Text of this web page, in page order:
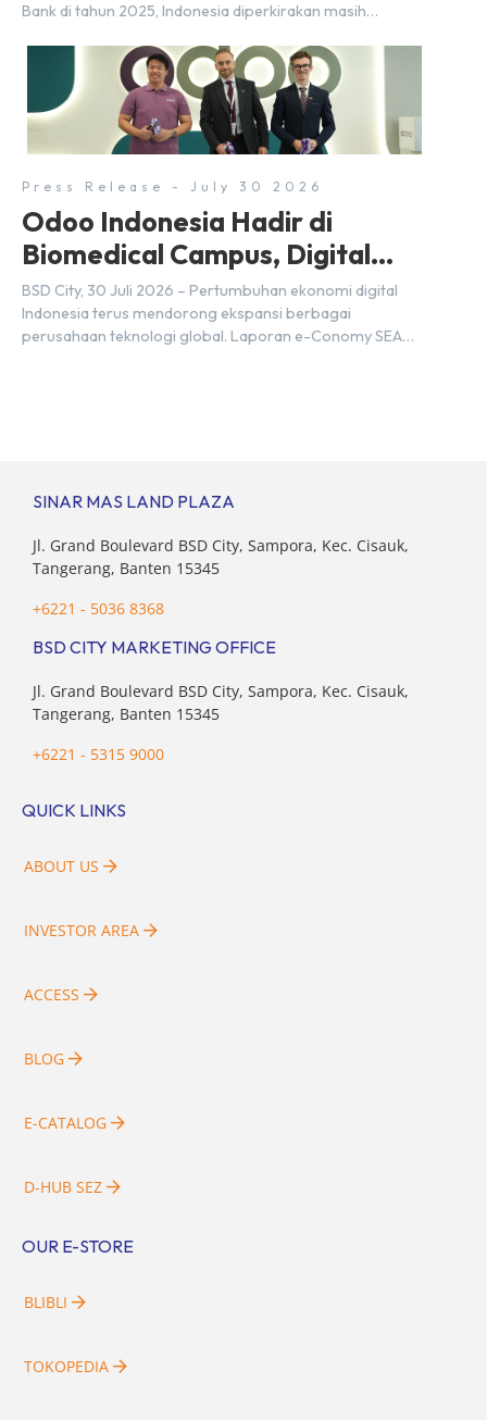
Bank di tahun 2025, Indonesia diperkirakan masih
2030 atau setara dengan 600 ribu tenaga digital baru
setiap tahunnya untuk mendukung percepatan
transformasi digital di berbagai sektor strategis.
Kebutuhan tersebut menjadikan pengembangan sumber
daya […]
Press Release - July 30 2026
Odoo Indonesia Hadir di
Biomedical Campus, Digital
Hub, BSD City
BSD City, 30 Juli 2026 – Pertumbuhan ekonomi digital
Indonesia terus mendorong ekspansi berbagai
perusahaan teknologi global. Laporan e-Conomy SEA
SINAR MAS LAND PLAZA
Jl. Grand Boulevard BSD City, Sampora, Kec. Cisauk,
Tangerang, Banten 15345
+6221 - 5036 8368
BSD CITY MARKETING OFFICE
Jl. Grand Boulevard BSD City, Sampora, Kec. Cisauk,
Tangerang, Banten 15345
+6221 - 5315 9000
QUICK LINKS
ABOUT US
INVESTOR AREA
ACCESS
BLOG
E-CATALOG
D-HUB SEZ
OUR E-STORE
BLIBLI
TOKOPEDIA